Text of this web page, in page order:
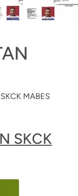
MABES
SKCK